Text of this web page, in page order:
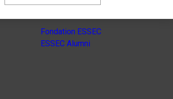
Fondation ESSEC
ESSEC Alumni